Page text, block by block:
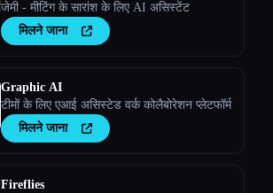
जेमी - मीटिंग के सारांश के लिए AI असिस्टेंट
मिलने जाना
Graphic AI
टीमों के लिए एआई असिस्टेड वर्क कोलैबोरेशन प्लेटफॉर्म
मिलने जाना
Fireflies